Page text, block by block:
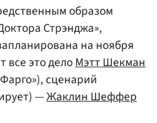
образом
Стрэнджа»,
на ноября
все это делоМэтт Шекман
сценарий
—Жаклин Шеффер